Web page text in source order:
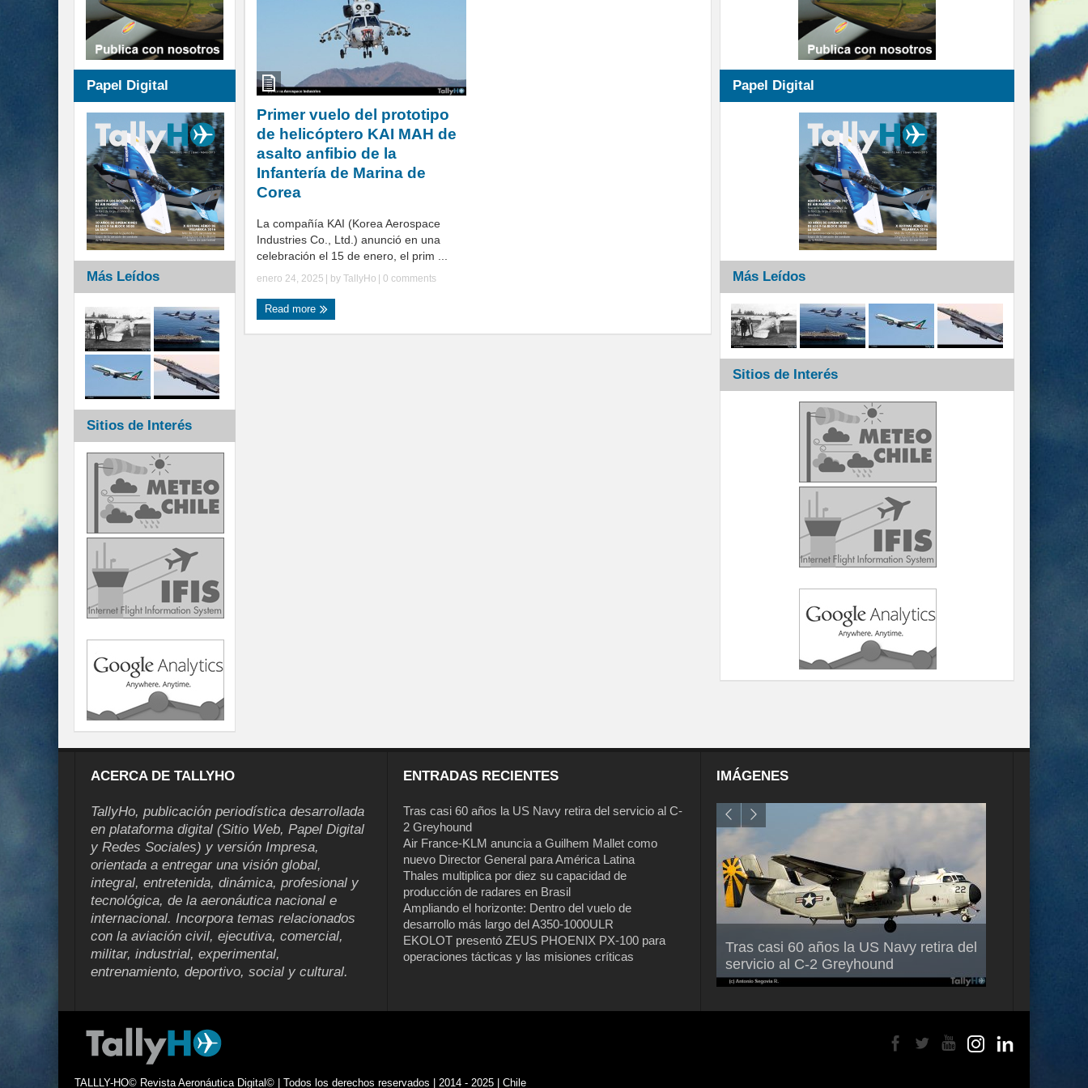
Primer vuelo del prototipo
de helicóptero KAI MAH de
asalto anfibio de la
Infantería de Marina de
Corea
La compañía KAI (Korea Aerospace
Industries Co., Ltd.) anunció en una
celebración el 15 de enero, el prim ...
enero 24, 2025 | by TallyHo 0 comments
Read more
Papel Digital
Más Leídos
Sitios de Interés
Papel Digital
Más Leídos
Sitios de Interés
ACERCA DE TALLYHO
TallyHo, publicación periodística desarrollada
en plataforma digital (Sitio Web, Papel Digital
y Redes Sociales) y versión Impresa,
orientada a entregar una visión global,
integral, entretenida, dinámica, profesional y
tecnológica, de la aeronáutica nacional e
internacional. Incorpora temas relacionados
con la aviación civil, ejecutiva, comercial,
militar, industrial, experimental,
entrenamiento, deportivo, social y cultural.
ENTRADAS RECIENTES
Tras casi 60 años la US Navy retira del servicio al C-
2 Greyhound
Air France-KLM anuncia a Guilhem Mallet como
nuevo Director General para América Latina
Thales multiplica por diez su capacidad de
producción de radares en Brasil
Ampliando el horizonte: Dentro del vuelo de
desarrollo más largo del A350-1000ULR
EKOLOT presentó ZEUS PHOENIX PX-100 para
operaciones tácticas y las misiones críticas
IMÁGENES
Tras casi 60 años la US Navy retira del
servicio al C-2 Greyhound
Air France-KLM anuncia a Guilhem
Mallet como nuevo Director General
para América Latina
TALLLY-HO© Revista Aeronáutica Digital© | Todos los derechos reservados | 2014 - 2025 | Chile